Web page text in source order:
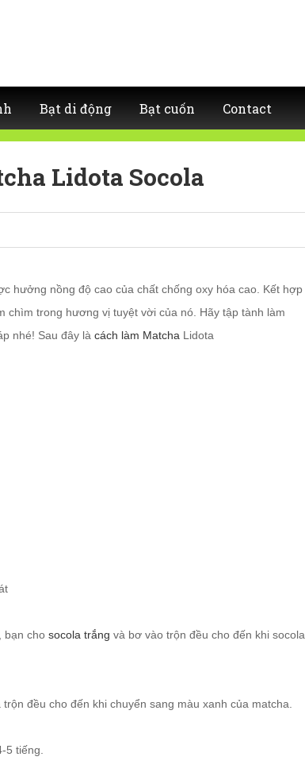
Bạt di động Bạt cuốn Contact
Lidota Socola
hưởng nồng độ cao của chất chống oxy hóa cao. Kết hợp
chìm trong hương vị tuyệt vời của nó. Hãy tập tành làm
nhé! Sau đây là cách làm Matcha Lidota
bạn cho socola trắng và bơ vào trộn đều cho đến khi socola
đều cho đến khi chuyển sang màu xanh của matcha.
5 tiếng.